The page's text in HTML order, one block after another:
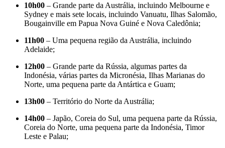
10h00 – Grande parte da Austrália, incluindo Melbourne e
Sydney e mais sete locais, incluindo Vanuatu, Ilhas Salomão,
Bougainville em Papua Nova Guiné e Nova Caledônia;
11h00 – Uma pequena região da Austrália, incluindo
Adelaide;
12h00 – Grande parte da Rússia, algumas partes da
Indonésia, várias partes da Micronésia, Ilhas Marianas do
Norte, uma pequena parte da Antártica e Guam;
13h00 – Território do Norte da Austrália;
14h00 – Japão, Coreia do Sul, uma pequena parte da Rússia,
Coreia do Norte, uma pequena parte da Indonésia, Timor
Leste e Palau;